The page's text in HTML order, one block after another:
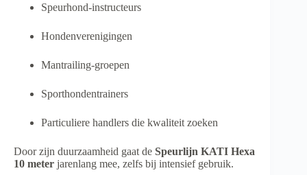
Speurhond-instructeurs
Hondenverenigingen
Mantrailing-groepen
Sporthondentrainers
Particuliere handlers die kwaliteit zoeken
Door zijn duurzaamheid gaat de Speurlijn KATI Hexa
10 meter jarenlang mee, zelfs bij intensief gebruik.